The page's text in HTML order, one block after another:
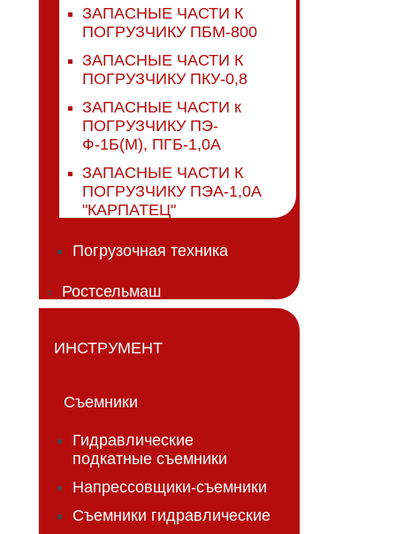
ЗАПАСНЫЕ ЧАСТИ К
ПОГРУЗЧИКУ ПБМ-800
ЗАПАСНЫЕ ЧАСТИ К
ПОГРУЗЧИКУ ПКУ-0,8
ЗАПАСНЫЕ ЧАСТИ к
ПОГРУЗЧИКУ ПЭ-
Ф-1Б(М), ПГБ-1,0А
ЗАПАСНЫЕ ЧАСТИ К
ПОГРУЗЧИКУ ПЭА-1,0А
"КАРПАТЕЦ"
Погрузочная техника
Ростсельмаш
ИНСТРУМЕНТ
Съемники
Гидравлические
подкатные съемники
Напрессовщики-съемники
Съемники гидравлические